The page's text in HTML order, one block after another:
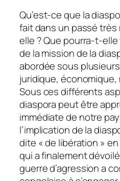
Qu’est-ce que la
fait dans un passé
elle ? Que pourra-t-
de la mission de la
abordée sous
juridique, économique,
Sous ces différents
diaspora peut être
immédiate de notre
l’implication de la
dite « de libération » en
qui a finalement
guerre d’agression a